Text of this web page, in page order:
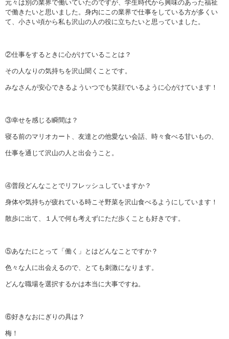
元々は別の業界で働いていたのですが、学生時代から興味のあった福祉
で働きたいと思いました。身内にこの業界で仕事をしている方が多くい
て、小さい頃から私も沢山の人の役に立ちたいと思っていました。
②仕事をするときに心がけていることは？
その人なりの気持ちを沢山聞くことです。
みなさんが安心できるよういつでも笑顔でいるように心がけています！
③幸せを感じる瞬間は？
寝る前のマリオカート、友達との他愛ない会話、時々食べる甘いもの、
仕事を通じて沢山の人と出会うこと。
④普段どんなことでリフレッシュしていますか？
身体や気持ちが疲れている時こそ野菜を沢山食べるようにしています！
散歩に出て、１人で何も考えずにただ歩くことも好きです。
⑤あなたにとって「働く」とはどんなことですか？
色々な人に出会えるので、とても刺激になります。
どんな職場を選択するかは本当に大事ですね。
⑥好きなおにぎりの具は？
梅！